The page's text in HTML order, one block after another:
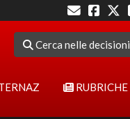
Cerca nelle decisioni
RUBRICHE